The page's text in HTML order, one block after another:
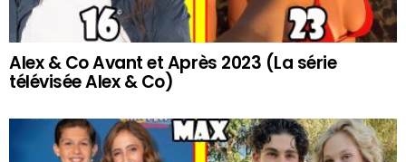
Alex & Co Avant et Après 2023 (La série
télévisée Alex & Co)